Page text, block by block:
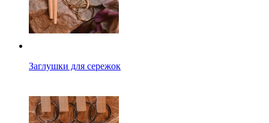
Заглушки для сережок